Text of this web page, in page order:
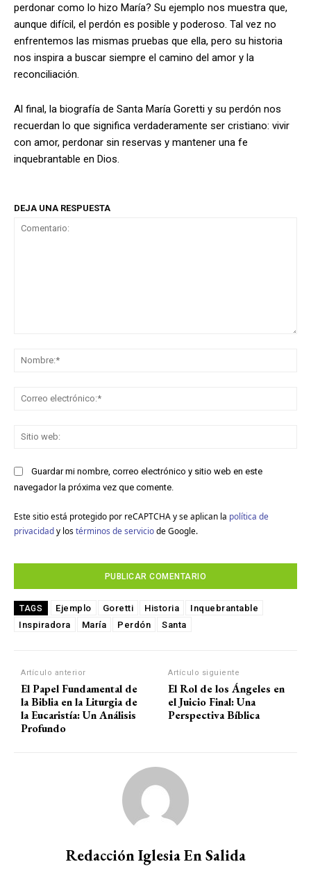
perdonar como lo hizo María? Su ejemplo nos muestra que,
aunque difícil, el perdón es posible y poderoso. Tal vez no
enfrentemos las mismas pruebas que ella, pero su historia
nos inspira a buscar siempre el camino del amor y la
reconciliación.
Al final, la biografía de Santa María Goretti y su perdón nos
recuerdan lo que significa verdaderamente ser cristiano: vivir
con amor, perdonar sin reservas y mantener una fe
inquebrantable en Dios.
DEJA UNA RESPUESTA
Guardar mi nombre, correo electrónico y sitio web en este
navegador la próxima vez que comente.
Este sitio está protegido por reCAPTCHA y se aplican la política de
privacidady los términos de serviciode Google.
TAGS Ejemplo Goretti Historia
Inquebrantable
Inspiradora
María Perdón Santa
Artículo anterior
El Papel Fundamental de
la Biblia en la Liturgia de
la Eucaristía: Un Análisis
Profundo
Artículo siguiente
El Rol de los Ángeles en
el Juicio Final: Una
Perspectiva Bíblica
Redacción Iglesia En Salida